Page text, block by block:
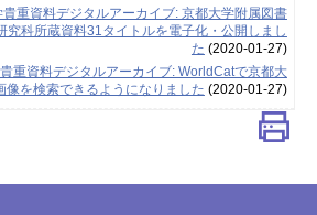
貴重資料デジタルアーカイブ: 京都大学附属図書
究科所蔵資料31タイトルを電子化・公開しまし
た (2020-01-27)
重資料デジタルアーカイブ: WorldCatで京都大
像を検索できるようになりました (2020-01-27)